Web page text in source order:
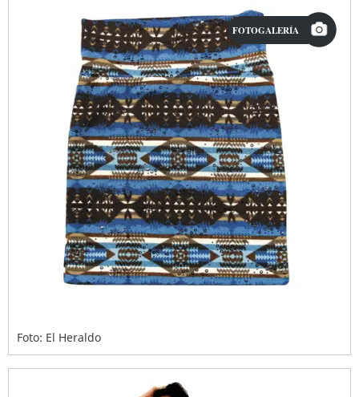
FOTOGALERÍA
Foto: El Heraldo